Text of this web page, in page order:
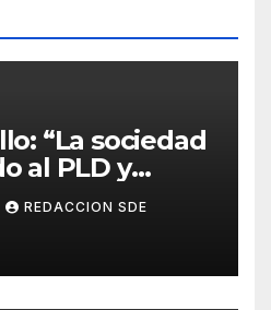
“La sociedad
al PLD y
es comunicar
y las
REDACCION SDE